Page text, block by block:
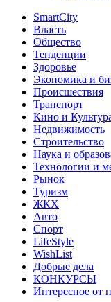
SmartCity
Власть
Общество
Тенденции
Здоровье
Экономика и
Происшествия
Транспорт
Кино и
Недвижимость
Строительство
Наука и
Технологии и
Рынок
Туризм
ЖКХ
Авто
Спорт
LifeStyle
WishList
Добрые дела
КОНКУРСЫ
Интересное от